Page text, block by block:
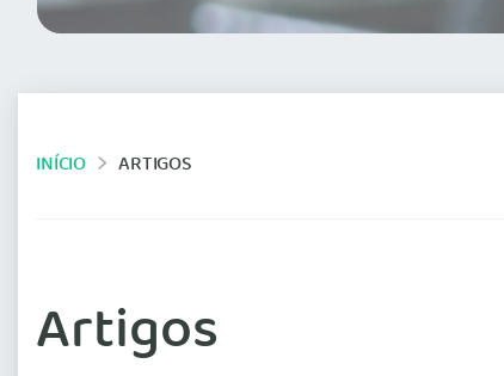
INÍCIO ARTIGOS
Artigos